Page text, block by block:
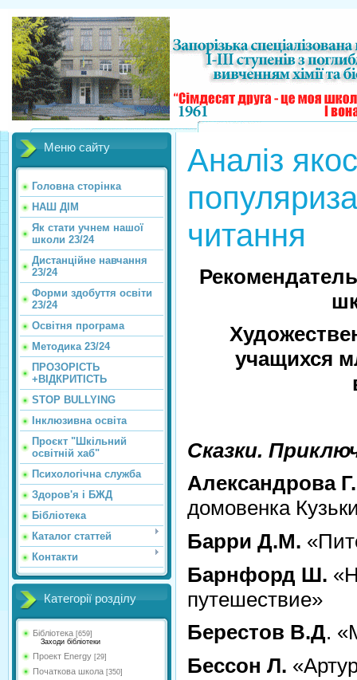
Меню сайту
Головна сторінка
НАШ ДІМ
Як стати учнем нашої
школи 23/24
Дистанційне навчання
23/24
Форми здобуття освіти
23/24
Освітня програма
Методика 23/24
ПРОЗОРІСТЬ
+ВІДКРИТІСТЬ
STOP BULLYING
Інклюзивна освіта
Проєкт "Шкільний
освітній хаб"
Психологічна служба
Здоров'я і БЖД
Бібліотека
Каталог статтей
Контакти
Категорії розділу
Бібліотека [659]
Заходи бібліотеки
Проект Energy [29]
Початкова школа [350]
Аналіз
читання
учащихся
Сказки.
Александрова
домовенка
Барри Д.М.
Барнфорд Ш.
путешествие»
Берестов В.Д.
Бессон Л.